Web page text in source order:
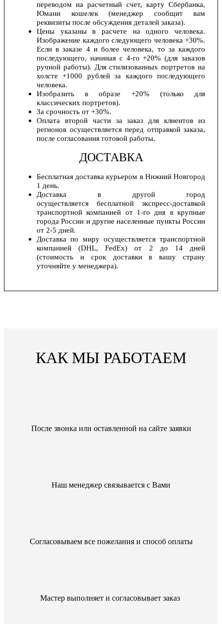
переводом на расчетный счет, карту Сбербанка,
Юмани кошелек (менеджер сообщит вам
реквизиты после обсуждения деталей заказа).
Цены указаны в расчете на одного человека.
Изображение каждого следующего человека +30%.
Если в заказе 4 и более человека, то за каждого
последующего, начиная с 4-го +20% (для заказов
ручной работы). Для стилизованных портретов на
холсте +1000 рублей за каждого последующего
человека.
Изобразить в образе +20% (только для
классических портретов).
За срочность от +30%.
Оплата второй части за заказ для клиентов из
регионов осуществляется перед отправкой заказа,
после согласования готовой работы.
ДОСТАВКА
Бесплатная доставка курьером в Нижний Новгород
1 день.
Доставка в другой город
осуществляется бесплатной экспресс-доставкой
транспортной компанией от 1-го дня в крупные
города России и другие населенные пункты России
от 2-5 дней.
Доставка по миру осуществляется транспортной
компанией (DHL, FedEx) от 2 до 14 дней
(стоимость и срок доставки в вашу страну
уточняйте у менеджера).
КАК МЫ РАБОТАЕМ
После звонка или оставленной на сайте заявки
Наш менеджер связывается с Вами
Согласовываем все пожелания и способ оплаты
Мастер выполняет и согласовывает заказ